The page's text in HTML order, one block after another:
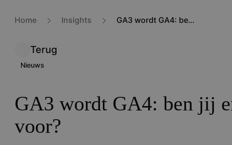
Home Insights GA3 wordt GA4: ben jij er klaar voor?
Terug
Nieuws
GA3 wordt GA4: ben jij
voor?